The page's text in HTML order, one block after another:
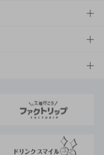
ビリティ経営